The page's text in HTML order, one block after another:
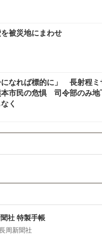
被災地にまわせ
になれば標的に」 長射程
本市民の危惧 司令部のみ地
く
社 特製手帳
周新聞社